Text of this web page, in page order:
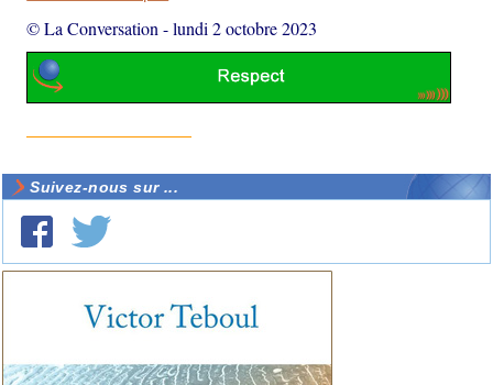
© La Conversation -lundi 2 octobre 2023
Suivez-nous sur ...